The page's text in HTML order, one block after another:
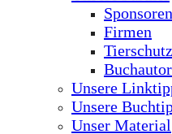
Sponsoren
Firmen
Unsere
Unsere
Unser Material